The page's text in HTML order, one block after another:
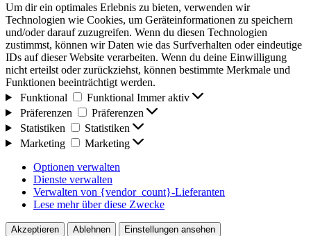
Um dir ein optimales Erlebnis zu bieten, verwenden wir
Technologien wie Cookies, um Geräteinformationen zu speichern
und/oder darauf zuzugreifen. Wenn du diesen Technologien
zustimmst, können wir Daten wie das Surfverhalten oder eindeutige
IDs auf dieser Website verarbeiten. Wenn du deine Einwilligung
nicht erteilst oder zurückziehst, können bestimmte Merkmale und
Funktionen beeinträchtigt werden.
Funktional
Funktional Immer aktiv
Präferenzen
Präferenzen
Statistiken
Statistiken
Marketing
Marketing
Optionen verwalten
Dienste verwalten
Verwalten von {vendor_count}-Lieferanten
Lese mehr über diese Zwecke
Akzeptieren Ablehnen
Einstellungen ansehen